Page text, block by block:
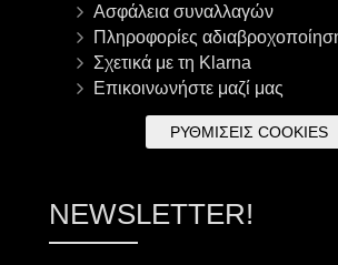
Ασφάλεια συναλλαγών
Πληροφορίες
Σχετικά με τη Klarna
Επικοινωνήστε μαζί μας
ΡΥΘΜΊΣΕΙΣ COOKIES
NEWSLETTER!